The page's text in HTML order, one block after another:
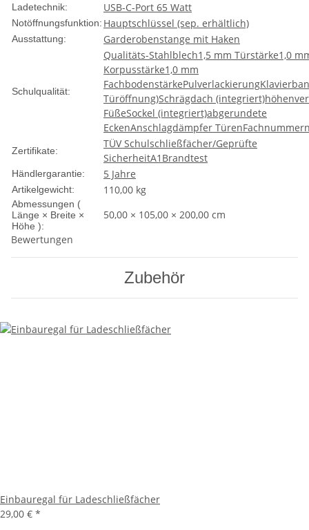
Ladetechnik: USB-C-Port 65 Watt
Notöffnungsfunktion: Hauptschlüssel (sep. erhältlich)
Ausstattung: Garderobenstange mit Haken
Schulqualität:
Qualitäts-Stahlblech1,5 mm Türstärke1,0
Korpusstärke1,0 mm
FachbodenstärkePulverlackierung
Türöffnung)Schrägdach (integriert)
FüßeSockel (integriert)abgerundete
EckenAnschlagdämpfer Türen
Zertifikate:
TÜV Schulschließfächer/Geprüfte
SicherheitA1 Brandtest
Händlergarantie: 5 Jahre
Artikelgewicht: 110,00 kg
Abmessungen (
Länge × Breite ×
Höhe ):
50,00 × 105,00 × 200,00 cm
Bewertungen
Zubehör
Einbauregal für Ladeschließfächer
29,00 € *